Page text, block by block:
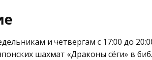
и четвергам с 17:00 до
шахмат «Драконы сёги» в